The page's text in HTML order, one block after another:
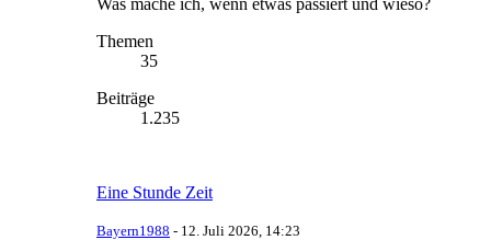
Themen
35
Beiträge
1.235
Eine Stunde Zeit
Bayern1988 - 12. Juli 2026, 14:23